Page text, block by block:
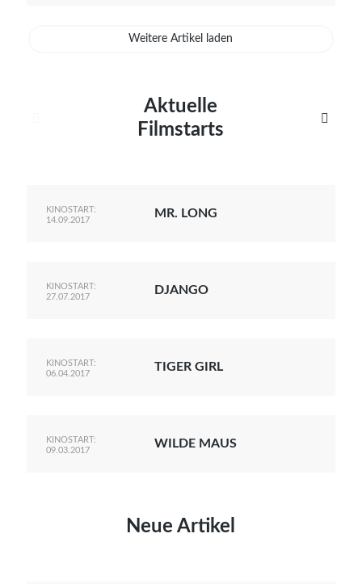
Weitere Artikel laden
Aktuelle
Filmstarts

KINOSTART:
14.09.2017
MR. LONG
KINOSTART:
27.07.2017
DJANGO
KINOSTART:
06.04.2017
TIGER GIRL
KINOSTART:
09.03.2017
WILDE MAUS
Neue Artikel